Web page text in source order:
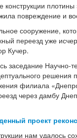
плотины
повреждение и
сооружение,
переезд уже
Кучер.
Научно-
решения
филиала
через дамбу
проект
нам удалось